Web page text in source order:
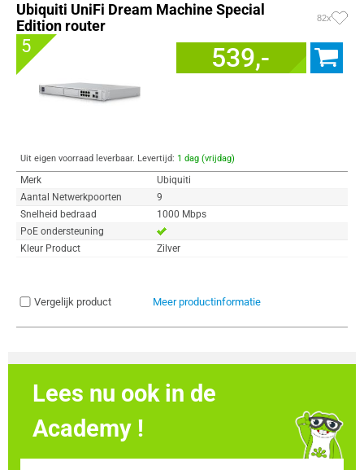
Ubiquiti UniFi Dream Machine Special
Edition router
82x
5 539,-
Uit eigen voorraad leverbaar. Levertijd: 1 dag (vrijdag)
Merk
Ubiquiti
Aantal Netwerkpoorten
9
Snelheid bedraad
1000 Mbps
PoE ondersteuning
Kleur Product
Zilver
Vergelijk product Meer productinformatie
Lees nu ook in de
Academy !